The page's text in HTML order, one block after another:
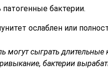
патогенные бактерии.
ослаблен или
могут сыграть
бактерии